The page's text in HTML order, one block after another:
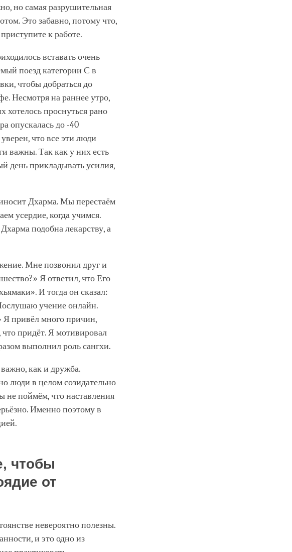
но самая разрушительная
Это забавно, потому что,
к работе.
вставать очень
поезд категории С в
чтобы добраться до
Несмотря на раннее утро,
проснуться рано
опускалась до -40
что все эти люди
важны. Так как у них есть
день прикладывать усилия,
Дхарма. Мы перестаём
усердие, когда учимся.
подобна лекарству, а
Мне позвонил друг и
Я ответил, что Его
И тогда он сказал:
учение онлайн.
Я привёл много причин,
придёт. Я мотивировал
выполнил роль сангхи.
как и дружба.
люди в целом созидательно
не поймём, что наставления
Именно поэтому в
чтобы
от
невероятно полезны.
и это одно из